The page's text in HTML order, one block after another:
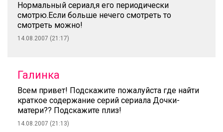
Нормальный сериал,я его периодически
смотрю.Если больше нечего смотреть то
смотреть можно!
14.08.2007 (21:17)
Галинка
Всем привет! Подскажите пожалуйста где найти
краткое содержание серий сериала Дочки-
матери?? Подскажите плиз!
14.08.2007 (21:13)